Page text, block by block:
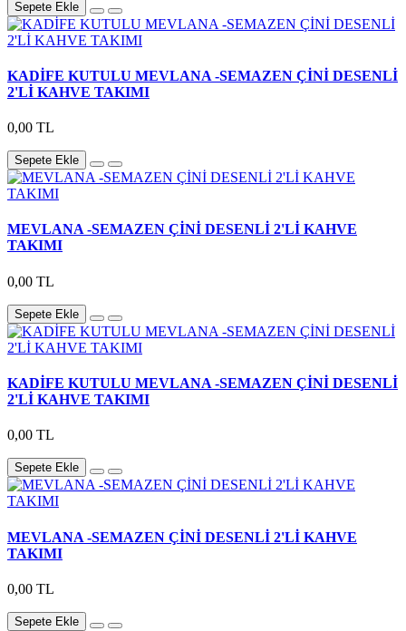
Sepete Ekle
KADİFE KUTULU MEVLANA -SEMAZEN ÇİNİ DESENLİ
2'Lİ KAHVE TAKIMI
0,00 TL
Sepete Ekle
MEVLANA -SEMAZEN ÇİNİ DESENLİ 2'Lİ KAHVE
TAKIMI
0,00 TL
Sepete Ekle
KADİFE KUTULU MEVLANA -SEMAZEN ÇİNİ DESENLİ
2'Lİ KAHVE TAKIMI
0,00 TL
Sepete Ekle
MEVLANA -SEMAZEN ÇİNİ DESENLİ 2'Lİ KAHVE
TAKIMI
0,00 TL
Sepete Ekle